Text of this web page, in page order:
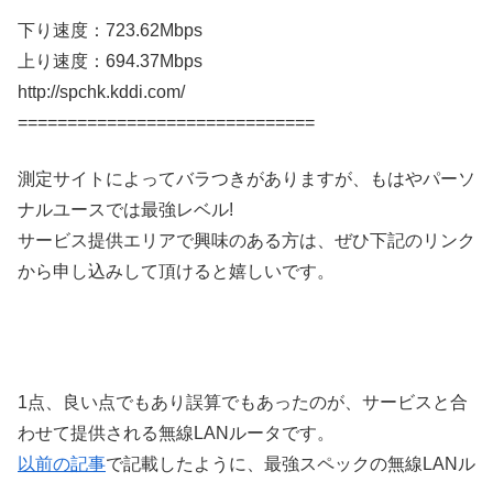
下り速度：723.62Mbps
上り速度：694.37Mbps
http://spchk.kddi.com/
==============================
測定サイトによってバラつきがありますが、もはやパーソ
ナルユースでは最強レベル!
サービス提供エリアで興味のある方は、ぜひ下記のリンク
から申し込みして頂けると嬉しいです。
1点、良い点でもあり誤算でもあったのが、サービスと合
わせて提供される無線LANルータです。
以前の記事で記載したように、最強スペックの無線LANル